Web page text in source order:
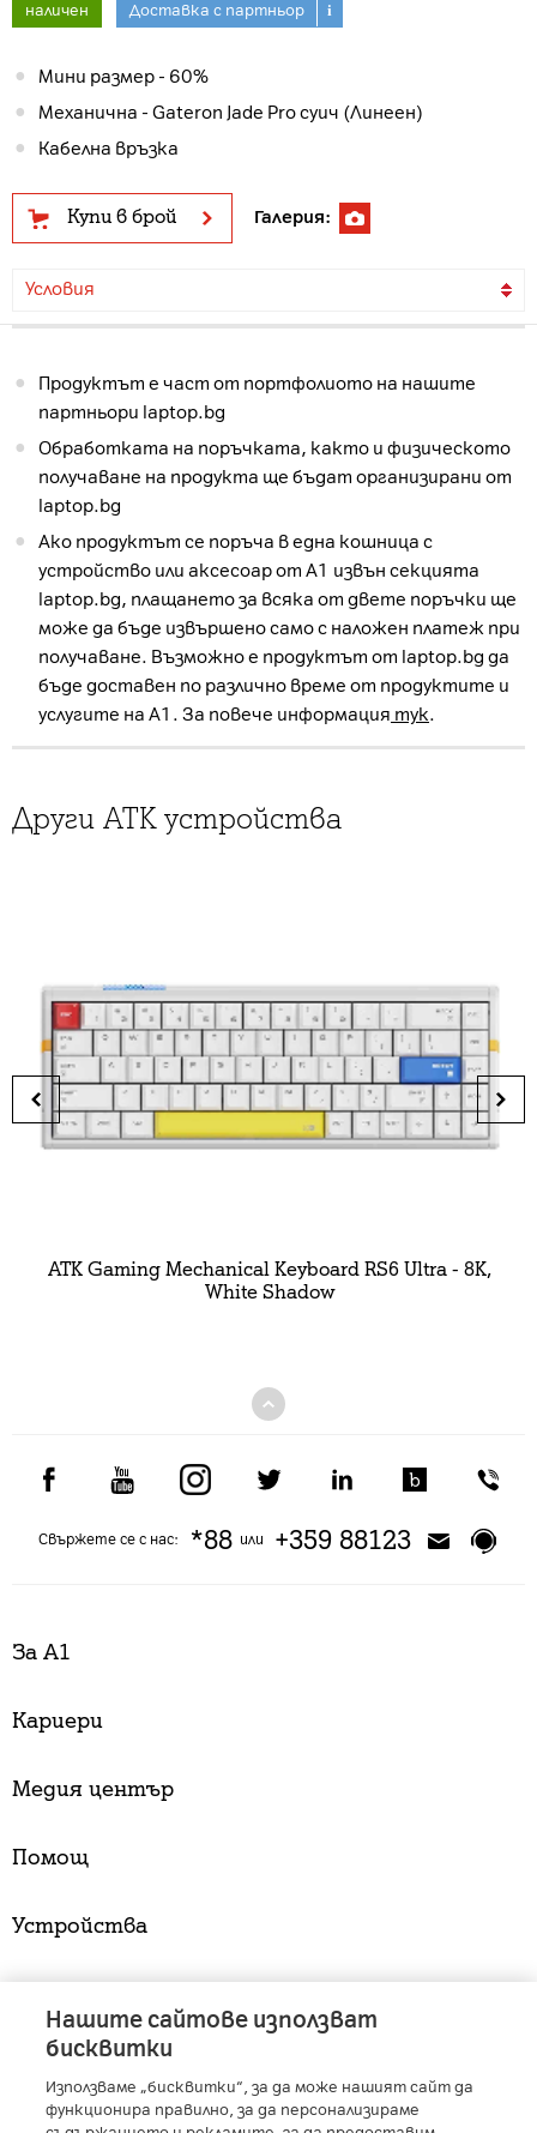
наличен Доставка с партньор i
Мини размер - 60%
Механична - Gateron Jade Pro суич (Линеен)
Кабелна връзка
Купи в брой Галерия:
Условия
Продуктът е част от портфолиото на нашите
партньори laptop.bg
Обработката на поръчката, както и физическото
получаване на продукта ще бъдат организирани от
laptop.bg
Ако продуктът се поръча в една кошница с
устройство или аксесоар от А1 извън секцията
laptop.bg, плащането за всяка от двете поръчки ще
може да бъде извършено само с наложен платеж при
получаване. Възможно е продуктът от laptop.bg да
бъде доставен по различно време от продуктите и
услугите на А1. За повече информация тук.
Други ATK устройства
ATK Gaming Mechanical Keyboard RS6 Ultra - 8K,
White Shadow
Свържете се с нас: *88или +359 88123
За А1
Кариери
Медия център
Помощ
Устройства
A1 Austria - A1 Croatia - A1 Serbia - A1 Belarus
Нашите сайтове използват
бисквитки
Използваме „бисквитки“, за да може нашият сайт да
функционира правилно, за да персонализираме